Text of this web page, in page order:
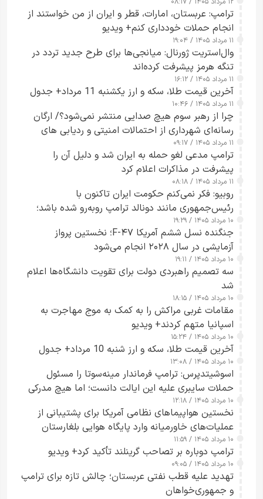
ترامپ: عربستان، امارات، قطر و ایران از من خواستند از
انجام حملات خودداری کنم+ ویدیو
۱۱ مرداد ۱۴۰۵ / ۱۹:۰۴
وال‌استریت ژورنال: میانجی‌ها برای طرح جدید تردد در
تنگه هرمز پیشرفت کرده‌اند
۱۱ مرداد ۱۴۰۵ / ۱۶:۱۲
آخرین قیمت طلا، سکه و ارز یکشنبه 11 مرداد+ جدول
۱۱ مرداد ۱۴۰۵ / ۱۰:۴۶
چرا از رهبر سوم هیچ صدایی منتشر نمی‌شود؟/ ارگان
رسانه‌ای شهرداری از احتمالات امنیتی و ردیابی های
جاسوسی گفت
۱۱ مرداد ۱۴۰۵ / ۰۹:۱۷
ترامپ مدعی لغو حمله به ایران شد و دلیل آن را
پیشرفت در مذاکرات اعلام کرد
۱۱ مرداد ۱۴۰۵ / ۰۸:۱۸
روبیو: فکر نمی‌کنم حکومت ایران تاکنون با
رئیس‌جمهوری مانند دونالد ترامپ روبه‌رو شده باشد؛
کسی که واقعاً دست به اقدام می‌زند
۱۰ مرداد ۱۴۰۵ / ۱۹:۲۹
جنگنده نسل ششم آمریکا F-۴۷؛ نخستین پرواز
آزمایشی در سال ۲۰۲۸ انجام می‌شود
۱۰ مرداد ۱۴۰۵ / ۱۹:۱۱
سه تصمیم راهبردی دولت برای تقویت دانشگاه‌ها اعلام
شد
۱۰ مرداد ۱۴۰۵ / ۱۸:۱۵
مقامات غربی مراکش را به کمک به موج مهاجرت به
اسپانیا متهم کردند+ ویدیو
۱۰ مرداد ۱۴۰۵ / ۱۵:۲۴
آخرین قیمت طلا، سکه و ارز شنبه 10 مرداد+ جدول
۱۰ مرداد ۱۴۰۵ / ۱۳:۰۸
اسوشیتدپرس: ترامپ فرماندار مینه‌سوتا را مسئول
حملات سایبری علیه این ایالت دانست؛ اما هیچ مدرکی
ارائه نکرد
۱۰ مرداد ۱۴۰۵ / ۱۲:۱۸
نخستین هواپیماهای نظامی آمریکا برای پشتیبانی از
عملیات‌های خاورمیانه وارد پایگاه هوایی بلغارستان
شدند
۱۰ مرداد ۱۴۰۵ / ۱۱:۵۹
ترامپ دوباره بر تصاحب گرینلند تأکید کرد+ ویدیو
۱۰ مرداد ۱۴۰۵ / ۰۹:۰۵
تهدید علیه قطب نفتی عربستان؛ چالش تازه برای ترامپ
و جمهوری‌خواهان